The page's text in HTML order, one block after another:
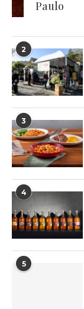
Paulo
2
3
4
5